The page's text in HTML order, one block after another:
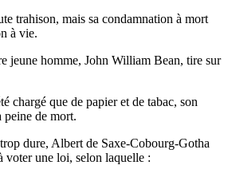
trahison, mais sa condamnation à mort
à vie.
jeune homme, John William Bean, tire sur
chargé que de papier et de tabac, son
peine de mort.
dure, Albert de Saxe-Cobourg-Gotha
voter une loi, selon laquelle :